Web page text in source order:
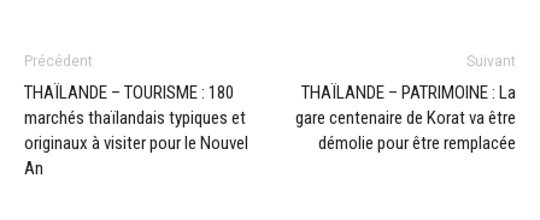
Précédent
THAÏLANDE – TOURISME : 180
marchés thaïlandais typiques et
originaux à visiter pour le Nouvel
An
Suivant
THAÏLANDE – PATRIMOINE : La
gare centenaire de Korat va être
démolie pour être remplacée